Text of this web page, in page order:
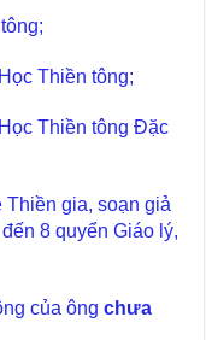
Thiền tông;
Thiền tông Đặc
gia, soạn giả
8 quyển Giáo lý,
của ôngchưa